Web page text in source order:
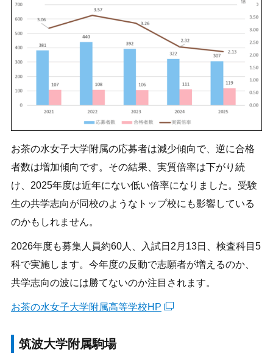
お茶の水女子大学附属の応募者は減少傾向で、逆に合格
者数は増加傾向です。その結果、実質倍率は下がり続
け、2025年度は近年にない低い倍率になりました。受験
生の共学志向が同校のようなトップ校にも影響している
のかもしれません。
2026年度も募集人員約60人、入試日2月13日、検査科目5
科で実施します。今年度の反動で志願者が増えるのか、
共学志向の波には勝てないのか注目されます。
お茶の水女子大学附属高等学校HP
筑波大学附属駒場